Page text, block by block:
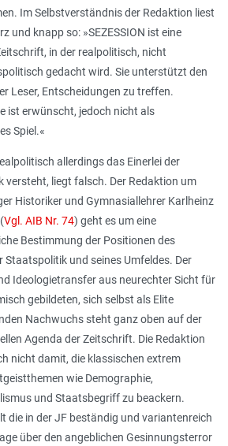
Im Selbstverständnis der Redaktion liest
und knapp so: »SEZESSION ist eine
in der realpolitisch, nicht
gedacht wird. Sie unterstützt den
Leser, Entscheidungen zu treffen.
ist erwünscht, jedoch nicht als
Spiel.«
allerdings das Einerlei der
versteht, liegt falsch. Der Redaktion um
Historiker und Gymnasiallehrer Karlheinz
Vgl. AIB Nr. 74) geht es um eine
Bestimmung der Positionen des
und seines Umfeldes. Der
Ideologietransfer aus neurechter Sicht für
gebildeten, sich selbst als Elite
Nachwuchs steht ganz oben auf der
Agenda der Zeitschrift. Die Redaktion
nicht damit, die klassischen extrem
wie Demographie,
und Staatsbegriff zu beackern.
die in der JF beständig und variantenreich
über den angeblichen Gesinnungsterror